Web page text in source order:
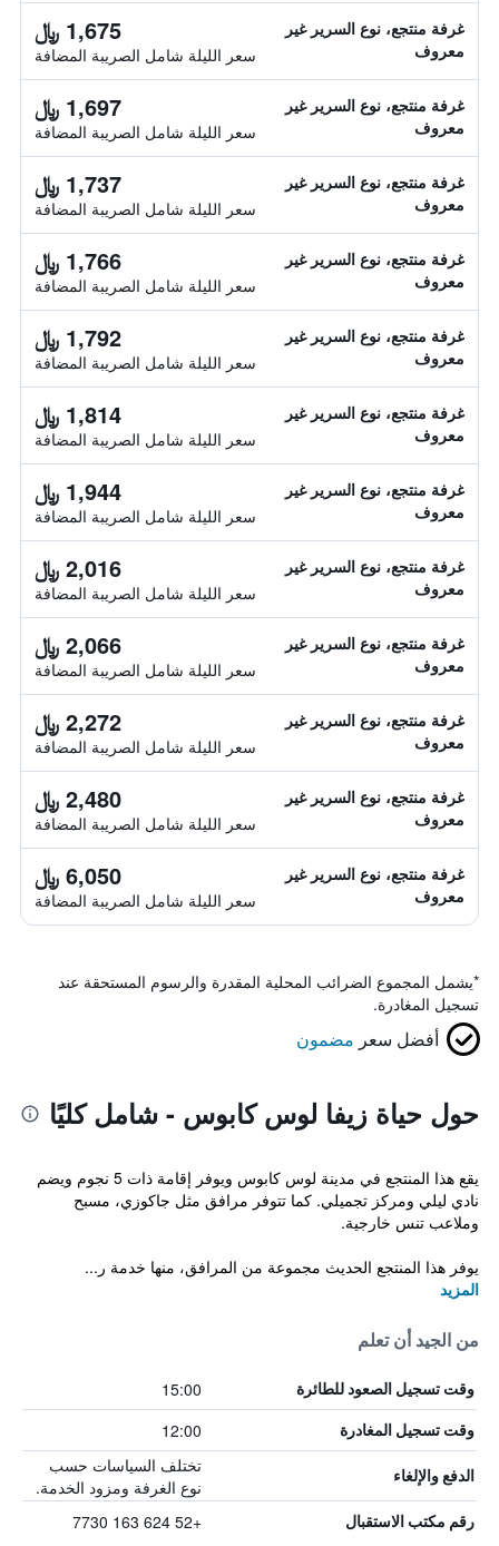
غرفة منتجع، نوع السرير غير
معروف
1,675 ﷼
سعر الليلة شامل الصريبة المضافة
غرفة منتجع، نوع السرير غير
معروف
1,697 ﷼
سعر الليلة شامل الصريبة المضافة
غرفة منتجع، نوع السرير غير
معروف
1,737 ﷼
سعر الليلة شامل الصريبة المضافة
غرفة منتجع، نوع السرير غير
معروف
1,766 ﷼
سعر الليلة شامل الصريبة المضافة
غرفة منتجع، نوع السرير غير
معروف
1,792 ﷼
سعر الليلة شامل الصريبة المضافة
غرفة منتجع، نوع السرير غير
معروف
1,814 ﷼
سعر الليلة شامل الصريبة المضافة
غرفة منتجع، نوع السرير غير
معروف
1,944 ﷼
سعر الليلة شامل الصريبة المضافة
غرفة منتجع، نوع السرير غير
معروف
2,016 ﷼
سعر الليلة شامل الصريبة المضافة
غرفة منتجع، نوع السرير غير
معروف
2,066 ﷼
سعر الليلة شامل الصريبة المضافة
غرفة منتجع، نوع السرير غير
معروف
2,272 ﷼
سعر الليلة شامل الصريبة المضافة
غرفة منتجع، نوع السرير غير
معروف
2,480 ﷼
سعر الليلة شامل الصريبة المضافة
غرفة منتجع، نوع السرير غير
معروف
6,050 ﷼
سعر الليلة شامل الصريبة المضافة
*يشمل المجموع الضرائب المحلية المقدرة والرسوم المستحقة عند
تسجيل المغادرة.
أفضل سعر مضمون
حول حياة زيفا لوس كابوس - شامل كليًا
يقع هذا المنتجع في مدينة لوس كابوس ويوفر إقامة ذات 5 نجوم ويضم
نادي ليلي ومركز تجميلي. كما تتوفر مرافق مثل جاكوزي، مسبح
وملاعب تنس خارجية.
يوفر هذا المنتجع الحديث مجموعة من المرافق، منها خدمة ر...
المزيد
من الجيد أن تعلم
وقت تسجيل الصعود للطائرة 15:00
وقت تسجيل المغادرة 12:00
الدفع والإلغاء
تختلف السياسات حسب
نوع الغرفة ومزود الخدمة.
رقم مكتب الاستقبال +52 624 163 7730